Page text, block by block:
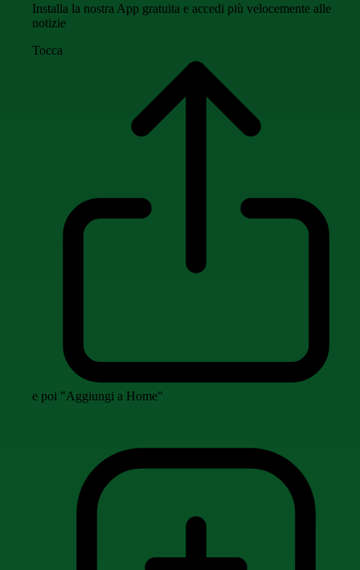
Installa la nostra App gratuita e accedi più velocemente alle
notizie
Tocca
e poi "Aggiungi a Home"